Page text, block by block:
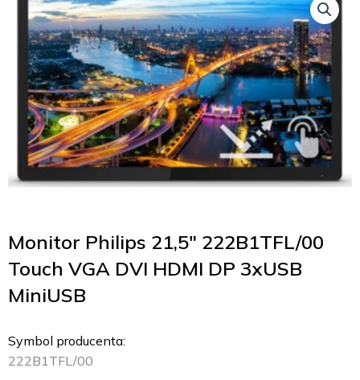
Monitor Philips 21,5″ 222B1TFL/00
Touch VGA DVI HDMI DP 3xUSB
MiniUSB
Symbol producenta:
222B1TFL/00